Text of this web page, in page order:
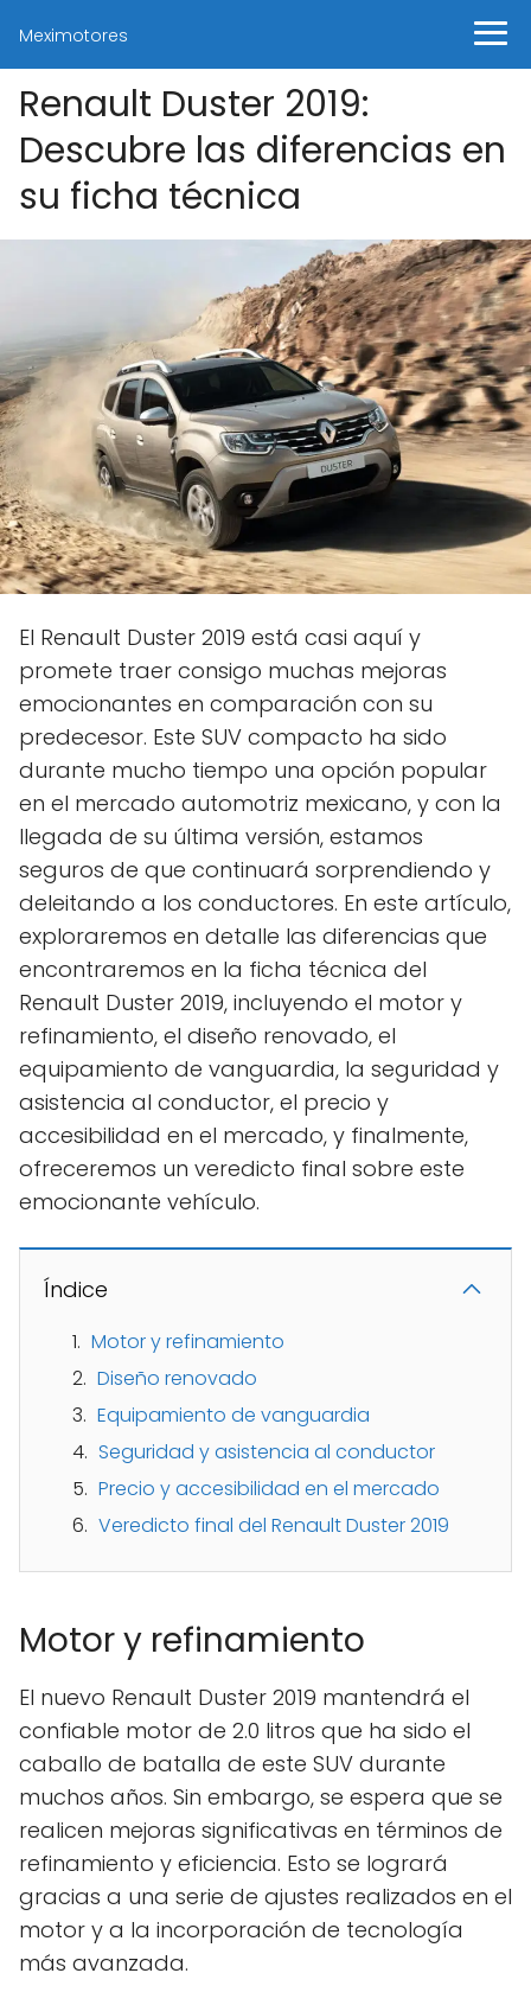
Meximotores
Renault Duster 2019:
Descubre las diferencias en
su ficha técnica
El Renault Duster 2019 está casi aquí y
promete traer consigo muchas mejoras
emocionantes en comparación con su
predecesor. Este SUV compacto ha sido
durante mucho tiempo una opción popular
en el mercado automotriz mexicano, y con la
llegada de su última versión, estamos
seguros de que continuará sorprendiendo y
deleitando a los conductores. En este artículo,
exploraremos en detalle las diferencias que
encontraremos en la ficha técnica del
Renault Duster 2019, incluyendo el motor y
refinamiento, el diseño renovado, el
equipamiento de vanguardia, la seguridad y
asistencia al conductor, el precio y
accesibilidad en el mercado, y finalmente,
ofreceremos un veredicto final sobre este
emocionante vehículo.
Índice
Motor y refinamiento
Diseño renovado
Equipamiento de vanguardia
Seguridad y asistencia al conductor
Precio y accesibilidad en el mercado
Veredicto final del Renault Duster 2019
Motor y refinamiento
El nuevo Renault Duster 2019 mantendrá el
confiable motor de 2.0 litros que ha sido el
caballo de batalla de este SUV durante
muchos años. Sin embargo, se espera que se
realicen mejoras significativas en términos de
refinamiento y eficiencia. Esto se logrará
gracias a una serie de ajustes realizados en el
motor y a la incorporación de tecnología
más avanzada.